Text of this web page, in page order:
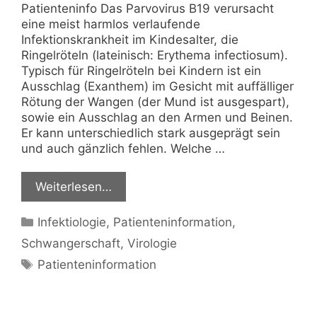
Patienteninfo Das Parvovirus B19 verursacht
eine meist harmlos verlaufende
Infektionskrankheit im Kindesalter, die
Ringelröteln (lateinisch: Erythema infectiosum).
Typisch für Ringelröteln bei Kindern ist ein
Ausschlag (Exanthem) im Gesicht mit auffälliger
Rötung der Wangen (der Mund ist ausgespart),
sowie ein Ausschlag an den Armen und Beinen.
Er kann unterschiedlich stark ausgeprägt sein
und auch gänzlich fehlen. Welche …
Weiterlesen…
Kategorien
Infektiologie, Patienteninformation,
Schwangerschaft, Virologie
Schlagwörter
Patienteninformation